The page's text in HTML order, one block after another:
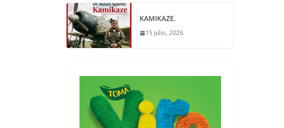
KAMIKAZE.
15 julio, 2026